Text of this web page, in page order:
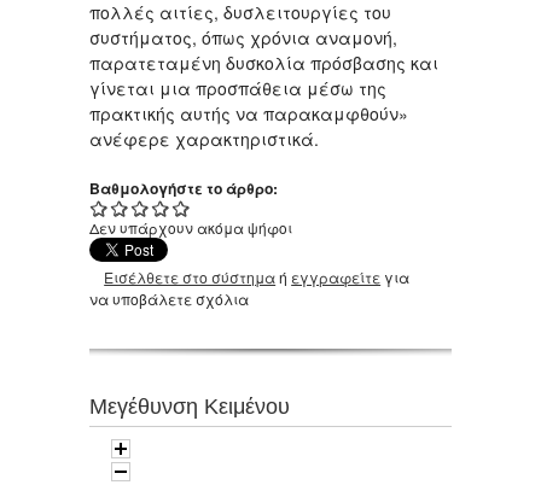
πολλές αιτίες, δυσλειτουργίες του
συστήματος, όπως χρόνια αναμονή,
παρατεταμένη δυσκολία πρόσβασης και
γίνεται μια προσπάθεια μέσω της
πρακτικής αυτής να παρακαμφθούν»
ανέφερε χαρακτηριστικά.
Βαθμολογήστε το άρθρο:
Δεν υπάρχουν ακόμα ψήφοι
Εισέλθετε στο σύστημαή εγγραφείτε για
να υποβάλετε σχόλια
Μεγέθυνση Κειμένου